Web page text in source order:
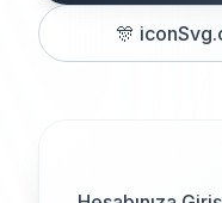
🎊